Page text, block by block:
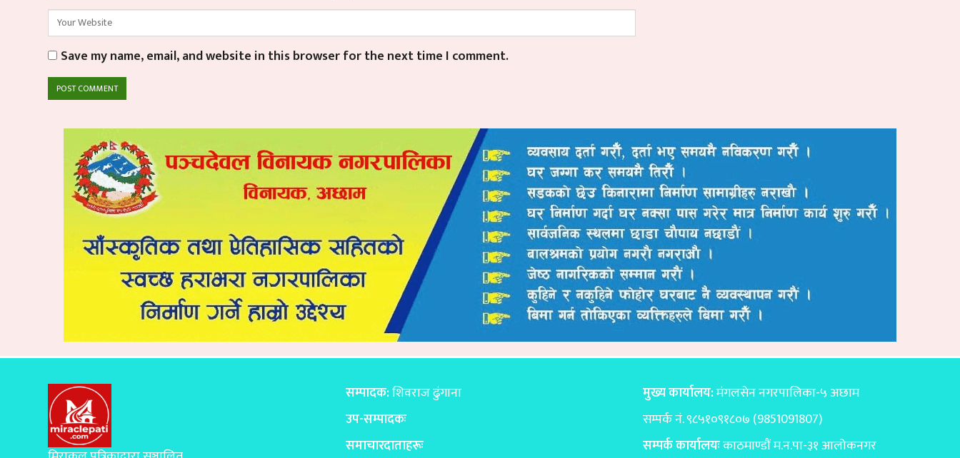
Save my name, email, and website in this browser for the next time I comment.
सम्पादक:शिवराज ढुंगाना
उप-सम्पादकः
समाचारदाताहरूः
मुख्य कार्यालय:मंगलसेन नगरपालिका-५ अछाम
सम्पर्क नं. ९८५१०९१८०७ (9851091807)
सम्पर्क कार्यालयःकाठमाण्डाैं म.न.पा-३१ आलोकनगर